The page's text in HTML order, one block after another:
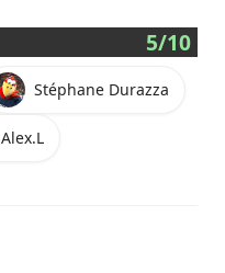
5/10
Stéphane Durazza
Alex.L